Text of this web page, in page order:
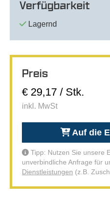
Verfügbarkeit
Lagernd
Preis
€ 29,17 / Stk.
inkl. MwSt
Auf die
Tipp: Nutzen Sie unsere
unverbindliche Anfrage für
Dienstleistungen (z.B.